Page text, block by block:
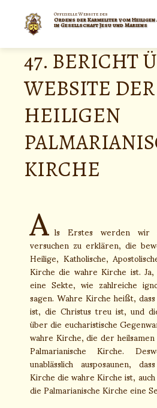
Offizielle Website des
Ordens der Karmeliter vom
in Gesellschaft Jesu und Mariens
47. BERICHT
WEBSITE DER
HEILIGEN
KIRCHE
A ls Erstes werden wir
versuchen zu erklären, die
Heilige, Katholische,
Kirche die wahre Kirche ist.
eine Sekte, wie zahlreiche
sagen. Wahre Kirche heißt,
ist, die Christus treu ist, und
über die eucharistische
wahre Kirche, die der
Palmarianische Kirche.
unablässlich ausposaunen,
Kirche die wahre Kirche ist,
die Palmarianische Kirche eine